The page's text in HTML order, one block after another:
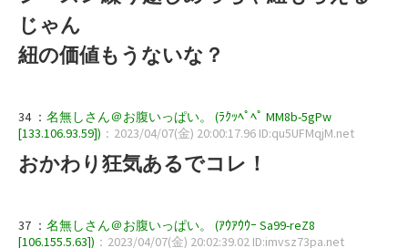
じゃん
紐の価値もうないな？
34 ： 名無しさん＠お腹いっぱい。 (ﾗｸｯﾍﾟﾍﾟ MM8b-5gPw
[133.106.93.59]) ：2023/04/07(金) 20:00:17.96 ID:qu5UFMqjM.net
おかわり狂気あるでコレ！
37 ： 名無しさん＠お腹いっぱい。 (ｱｳｱｳｳｰ Sa99-reZ8
[106.155.5.63]) ：2023/04/07(金) 20:02:39.02 ID:imvsz73pa.net